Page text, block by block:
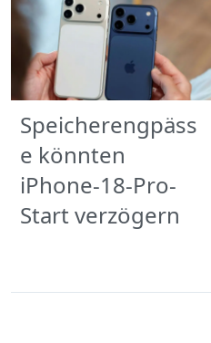
Speicherengpäss
e könnten
iPhone-18-Pro-
Start verzögern